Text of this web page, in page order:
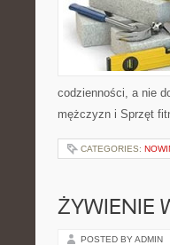
codzienności, a nie
mężczyzn i Sprzęt
CATEGORIES:
ŻYWIENIE
POSTED BY ADMIN